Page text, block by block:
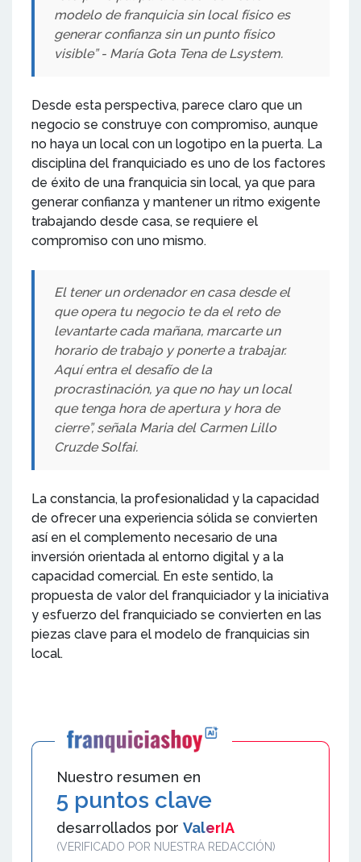
modelo de franquicia sin local físico es
generar confianza sin un punto físico
visible” - María Gota Tena de Lsystem.
Desde esta perspectiva, parece claro que un
negocio se construye con compromiso, aunque
no haya un local con un logotipo en la puerta. La
disciplina del franquiciado es uno de los factores
de éxito de una franquicia sin local, ya que para
generar confianza y mantener un ritmo exigente
trabajando desde casa, se requiere el
compromiso con uno mismo.
El tener un ordenador en casa desde el
que opera tu negocio te da el reto de
levantarte cada mañana, marcarte un
horario de trabajo y ponerte a trabajar.
Aquí entra el desafío de la
procrastinación, ya que no hay un local
que tenga hora de apertura y hora de
cierre”, señala Maria del Carmen Lillo
Cruzde Solfai.
La constancia, la profesionalidad y la capacidad
de ofrecer una experiencia sólida se convierten
así en el complemento necesario de una
inversión orientada al entorno digital y a la
capacidad comercial. En este sentido, la
propuesta de valor del franquiciador y la iniciativa
y esfuerzo del franquiciado se convierten en las
piezas clave para el modelo de franquicias sin
local.
Nuestro resumen en
5 puntos clave
desarrollados por ValerIA
(VERIFICADO POR NUESTRA REDACCIÓN)